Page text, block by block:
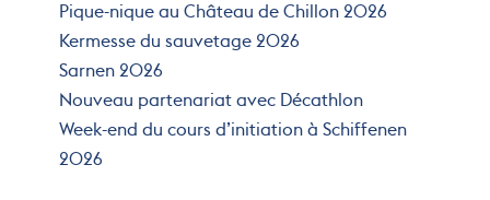
Pique-nique au Château de Chillon 2026
Kermesse du sauvetage 2026
Sarnen 2026
Nouveau partenariat avec Décathlon
Week-end du cours d’initiation à Schiffenen
2026